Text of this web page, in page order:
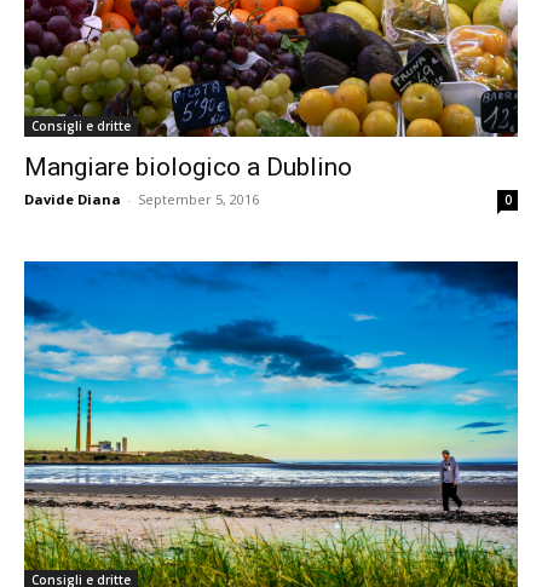
Consigli e dritte
Mangiare biologico a Dublino
Davide Diana - September 5, 2016 0
Consigli e dritte